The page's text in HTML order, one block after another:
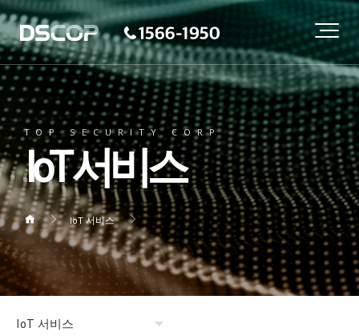
TOP SECURITY CORP
IoT 서비스
IoT 서비스
IoT 서비스